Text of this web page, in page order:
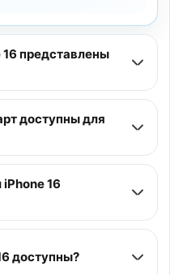
представлены
доступны для
16
доступны?